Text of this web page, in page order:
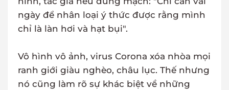
ngày để nhân loại ý thức được rằng mình
chỉ là làn hơi và hạt bụi".
Vô hình vô ảnh, virus Corona xóa nhòa mọi
ranh giới giàu nghèo, châu lục. Thế nhưng
nó cũng làm rõ sự khác biệt về những